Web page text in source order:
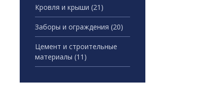
Кровля и крыши (21)
Заборы и ограждения (20)
Цемент и строительные
материалы (11)